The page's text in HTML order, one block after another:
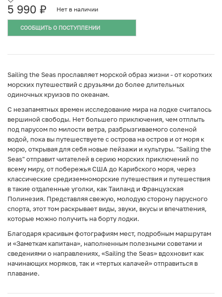
5 990 ₽ Нет в наличии
СООБЩИТЬ О ПОСТУПЛЕНИИ
Sailing the Seas прославляет морской образ жизни - от коротких
морских путешествий с друзьями до более длительных
одиночных круизов по океанам.
С незапамятных времен исследование мира на лодке считалось
вершиной свободы. Нет большего приключения, чем отплыть
под парусом по милости ветра, разбрызгиваемого соленой
водой, пока вы путешествуете с острова на остров и от моря к
морю, открывая для себя новые пейзажи и культуры. "Sailing the
Seas" отправит читателей в серию морских приключений по
всему миру, от побережья США до Карибского моря, через
классические средиземноморские путешествия и путешествия
в такие отдаленные уголки, как Таиланд и Французская
Полинезия. Представляя свежую, молодую сторону парусного
спорта, этот том раскрывает виды, звуки, вкусы и впечатления,
которые можно получить на борту лодки.
Благодаря красивым фотографиям мест, подробным маршрутам
и «Заметкам капитана», наполненным полезными советами и
сведениями о направлениях, «Sailing the Seas» вдохновит как
начинающих моряков, так и «тертых калачей» отправиться в
плавание.